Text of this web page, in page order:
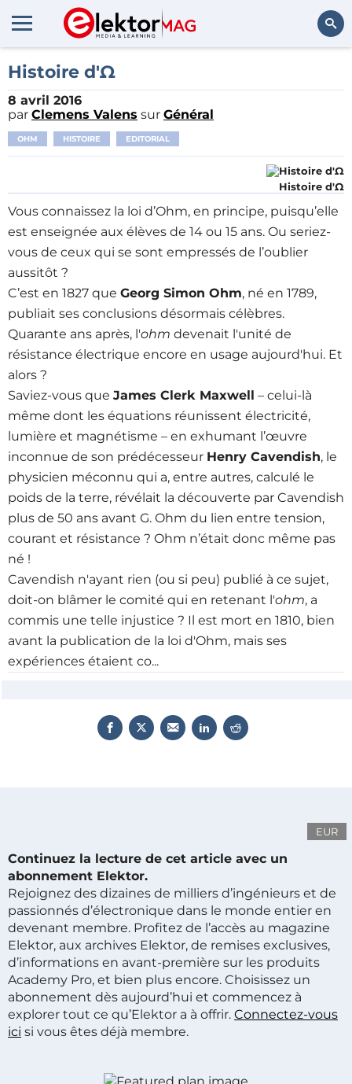
Histoire d'Ω
8 avril 2016
par Clemens Valens sur Général
OHM HISTOIRE EDITORIAL
Histoire d'Ω
Vous connaissez la loi d’Ohm, en principe, puisqu’elle
est enseignée aux élèves de 14 ou 15 ans. Ou seriez-
vous de ceux qui se sont empressés de l’oublier
aussitôt ?
C’est en 1827 que Georg Simon Ohm, né en 1789,
publiait ses conclusions désormais célèbres.
Quarante ans après, l'ohm devenait l'unité de
résistance électrique encore en usage aujourd'hui. Et
alors ?
Saviez-vous que James Clerk Maxwell – celui-là
même dont les équations réunissent électricité,
lumière et magnétisme – en exhumant l’œuvre
inconnue de son prédécesseur Henry Cavendish, le
physicien méconnu qui a, entre autres, calculé le
poids de la terre, révélait la découverte par Cavendish
plus de 50 ans avant G. Ohm du lien entre tension,
courant et résistance ? Ohm n’était donc même pas
né !
Cavendish n'ayant rien (ou si peu) publié à ce sujet,
doit-on blâmer le comité qui en retenant l'ohm, a
commis une telle injustice ? Il est mort en 1810, bien
avant la publication de la loi d'Ohm, mais ses
expériences étaient co...
EUR
Continuez la lecture de cet article avec un
abonnement Elektor.
Rejoignez des dizaines de milliers d’ingénieurs et de
passionnés d’électronique dans le monde entier en
devenant membre. Profitez de l’accès au magazine
Elektor, aux archives Elektor, de remises exclusives,
d’informations en avant-première sur les produits
Academy Pro, et bien plus encore. Choisissez un
abonnement dès aujourd’hui et commencez à
explorer tout ce qu’Elektor a à offrir. Connectez-vous
ici si vous êtes déjà membre.